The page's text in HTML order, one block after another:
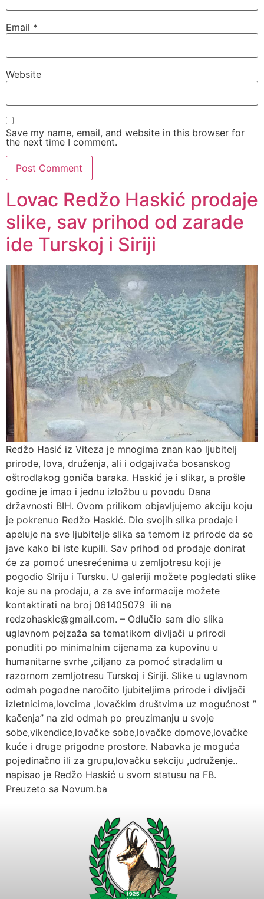
Email *
Website
Save my name, email, and website in this browser for
the next time I comment.
Lovac Redžo Haskić prodaje
slike, sav prihod od zarade
ide Turskoj i Siriji
Redžo Hasić iz Viteza je mnogima znan kao ljubitelj
prirode, lova, druženja, ali i odgajivača bosanskog
oštrodlakog goniča baraka. Haskić je i slikar, a prošle
godine je imao i jednu izložbu u povodu Dana
državnosti BIH. Ovom prilikom objavljujemo akciju koju
je pokrenuo Redžo Haskić. Dio svojih slika prodaje i
apeluje na sve ljubitelje slika sa temom iz prirode da se
jave kako bi iste kupili. Sav prihod od prodaje donirat
će za pomoć unesrećenima u zemljotresu koji je
pogodio SIriju i Tursku. U galeriji možete pogledati slike
koje su na prodaju, a za sve informacije možete
kontaktirati na broj 061405079 ili na
redzohaskic@gmail.com. – Odlučio sam dio slika
uglavnom pejzaža sa tematikom divljači u prirodi
ponuditi po minimalnim cijenama za kupovinu u
humanitarne svrhe ,ciljano za pomoć stradalim u
razornom zemljotresu Turskoj i Siriji. Slike u uglavnom
odmah pogodne naročito ljubiteljima prirode i divljači
izletnicima,lovcima ,lovačkim društvima uz mogućnost ”
kačenja” na zid odmah po preuzimanju u svoje
sobe,vikendice,lovačke sobe,lovačke domove,lovačke
kuće i druge prigodne prostore. Nabavka je moguća
pojedinačno ili za grupu,lovačku sekciju ,udruženje..
napisao je Redžo Haskić u svom statusu na FB.
Preuzeto sa Novum.ba